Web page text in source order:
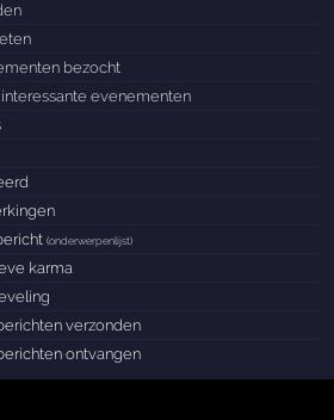
bezocht
evenementen
(onderwerpenlijst)
karma
verzonden
ontvangen